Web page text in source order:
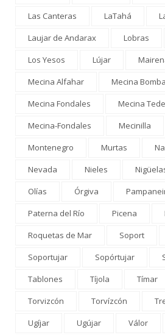
Las Canteras
LaTahá
Laujar de Andarax
Lobras
Los Yesos
Lújar
Mecina Alfahar
Mecina
Mecina Fondales
Mecina
Mecina-Fondales
Mecinilla
Montenegro
Murtas
Nevada
Nieles
Olías
Órgiva
Paterna del Río
Picena
Roquetas de Mar
Soport
Soportujar
Sopórtujar
Tablones
Tíjola Tímar
Torvizcón
Torvízcón
Ugíjar
Ugújar Válor